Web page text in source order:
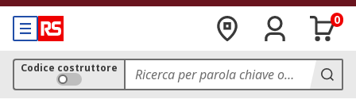
0
Codice costruttore